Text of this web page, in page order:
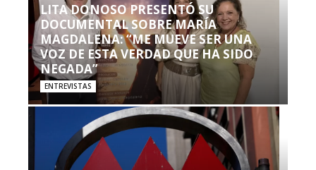
LITA DONOSO PRESENTÓ SU
DOCUMENTAL SOBRE MARÍA
MAGDALENA: “ME MUEVE SER UNA
VOZ DE ESTA VERDAD QUE HA SIDO
NEGADA”
ENTREVISTAS